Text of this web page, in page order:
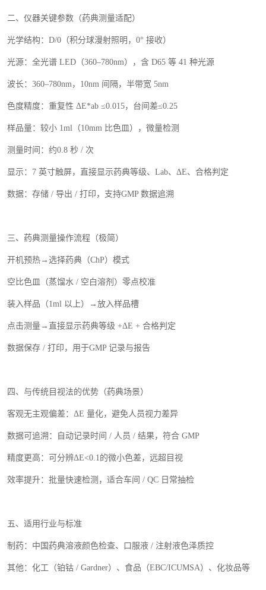
二、仪器关键参数（药典测量适配）
光学结构： D/0 （积分球漫射照明， 0° 接收）
光源：全光谱 LED （360–780nm），含 D65 等 41 种光源
波长： 360–780nm， 10nm 间隔，半带宽 5nm
色度精度：重复性 ΔE*ab ≤0.015，台间差≤0.25
样品量：较小 1ml （10mm 比色皿），微量检测
测量时间：约0.8 秒 / 次
显示： 7 英寸触屏，直接显示药典等级、 Lab、ΔE、合格判定
数据：存储 / 导出 / 打印，支持GMP 数据追溯
三、药典测量操作流程（极简）
开机预热 →选择药典（ChP）模式
空比色皿（蒸馏水 / 空白溶剂）零点校准
装入样品（1ml 以上）→放入样品槽
点击测量 →直接显示药典等级 +ΔE + 合格判定
数据保存 / 打印，用于GMP 记录与报告
四、与传统目视法的优势（药典场景）
客观无主观偏差： ΔE 量化，避免人员视力差异
数据可追溯：自动记录时间 / 人员 / 结果，符合 GMP
精度更高：可分辨ΔE<0.1的微小色差，远超目视
效率提升：批量快速检测，适合车间 / QC 日常抽检
五、适用行业与标准
制药：中国药典溶液颜色检查、口服液 / 注射液色泽质控
其他：化工（铂钴 / Gardner）、食品（EBC/ICUMSA）、化妆品等